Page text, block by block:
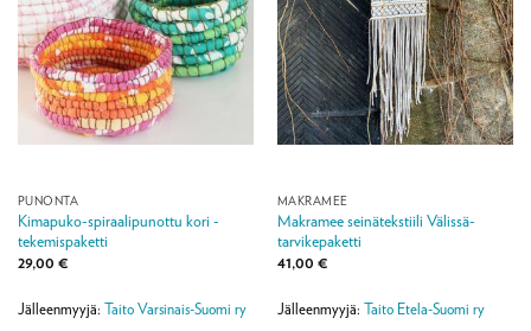
PUNONTA
Kimapuko-spiraalipunottu kori -
tekemispaketti
29,00 €
Jälleenmyyjä: Taito Varsinais-Suomi ry
MAKRAMEE
Makramee seinätekstiili Välissä-
tarvikepaketti
41,00 €
Jälleenmyyjä: Taito Etela-Suomi ry